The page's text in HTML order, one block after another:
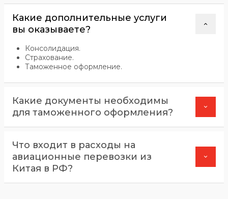
Какие дополнительные услуги
вы оказываете?
Консолидация.
Страхование.
Таможенное оформление.
Какие документы необходимы
для таможенного оформления?
Что входит в расходы на
авиационные перевозки из
Китая в РФ?